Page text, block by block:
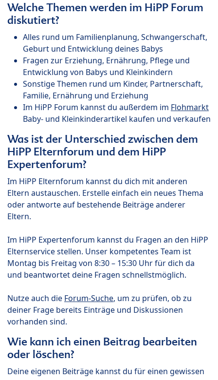
Welche Themen werden im HiPP Forum
diskutiert?
Alles rund um Familienplanung, Schwangerschaft,
Geburt und Entwicklung deines Babys
Fragen zur Erziehung, Ernährung, Pflege und
Entwicklung von Babys und Kleinkindern
Sonstige Themen rund um Kinder, Partnerschaft,
Familie, Ernährung und Erziehung
Im HiPP Forum kannst du außerdem im Flohmarkt
Baby- und Kleinkinderartikel kaufen und verkaufen
Was ist der Unterschied zwischen dem
HiPP Elternforum und dem HiPP
Expertenforum?
Im HiPP Elternforum kannst du dich mit anderen
Eltern austauschen. Erstelle einfach ein neues Thema
oder antworte auf bestehende Beiträge anderer
Eltern.
Im HiPP Expertenforum kannst du Fragen an den HiPP
Elternservice stellen. Unser kompetentes Team ist
Montag bis Freitag von 8:30 – 15:30 Uhr für dich da
und beantwortet deine Fragen schnellstmöglich.
Nutze auch die Forum-Suche, um zu prüfen, ob zu
deiner Frage bereits Einträge und Diskussionen
vorhanden sind.
Wie kann ich einen Beitrag bearbeiten
oder löschen?
Deine eigenen Beiträge kannst du für einen gewissen